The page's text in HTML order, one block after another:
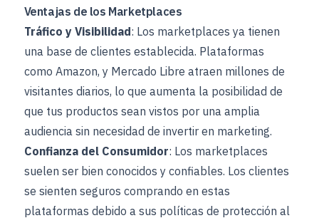
Ventajas de los Marketplaces
Tráfico y Visibilidad: Los marketplaces ya tienen
una base de clientes establecida. Plataformas
como Amazon, y Mercado Libre atraen millones de
visitantes diarios, lo que aumenta la posibilidad de
que tus productos sean vistos por una amplia
audiencia sin necesidad de invertir en marketing.
Confianza del Consumidor: Los marketplaces
suelen ser bien conocidos y confiables. Los clientes
se sienten seguros comprando en estas
plataformas debido a sus políticas de protección al